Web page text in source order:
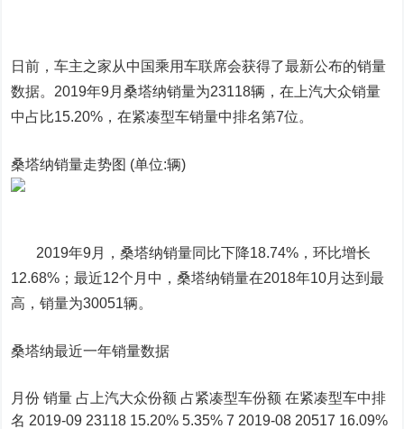
日前，车主之家从中国乘用车联席会获得了最新公布的销量
数据。2019年9月桑塔纳销量为23118辆，在上汽大众销量
中占比15.20%，在紧凑型车销量中排名第7位。
桑塔纳销量走势图 (单位:辆)
2019年9月，桑塔纳销量同比下降18.74%，环比增长
12.68%；最近12个月中，桑塔纳销量在2018年10月达到最
高，销量为30051辆。
桑塔纳最近一年销量数据
月份 销量 占上汽大众份额 占紧凑型车份额 在紧凑型车中排
名 2019-09 23118 15.20% 5.35% 7 2019-08 20517 16.09%